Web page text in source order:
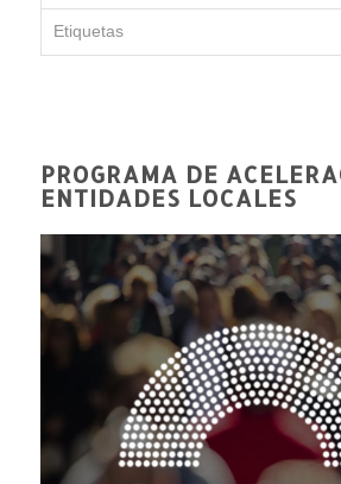
Etiquetas
PROGRAMA DE
ENTIDADES LOCALES